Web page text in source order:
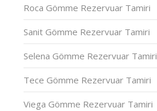
Roca Gömme Rezervuar Tamiri
Sanit Gömme Rezervuar Tamiri
Selena Gömme Rezervuar Tamiri
Tece Gömme Rezervuar Tamiri
Viega Gömme Rezervuar Tamiri